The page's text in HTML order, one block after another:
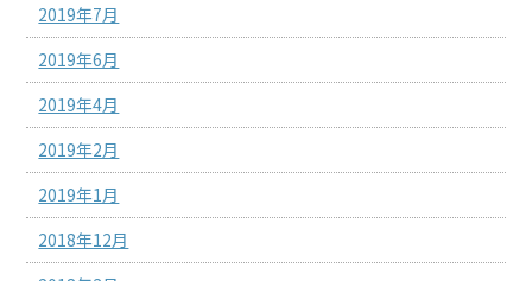
2019年7月
2019年6月
2019年4月
2019年2月
2019年1月
2018年12月